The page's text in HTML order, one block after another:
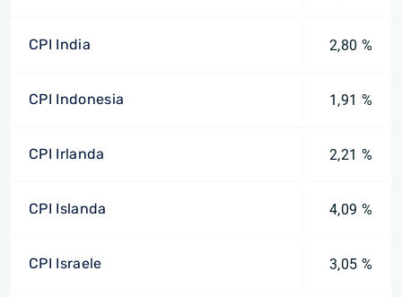
CPI India 2,80 %
CPI Indonesia 1,91 %
CPI Irlanda 2,21 %
CPI Islanda 4,09 %
CPI Israele 3,05 %